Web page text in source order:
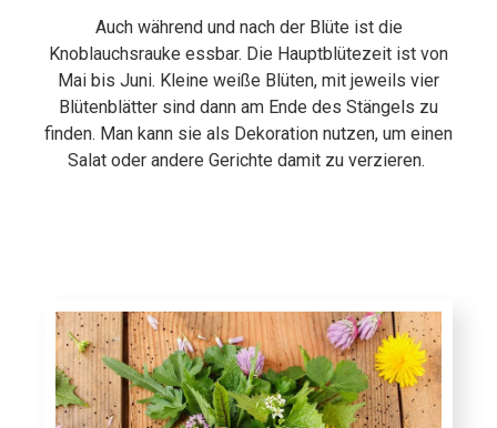
Auch während und nach der Blüte ist die
Knoblauchsrauke essbar. Die Hauptblütezeit ist von
Mai bis Juni. Kleine weiße Blüten, mit jeweils vier
Blütenblätter sind dann am Ende des Stängels zu
finden. Man kann sie als Dekoration nutzen, um einen
Salat oder andere Gerichte damit zu verzieren.